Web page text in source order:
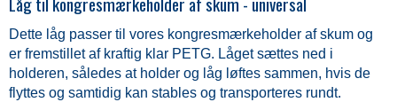
Dette låg passer til vores kongresmærkeholder af skum og
er fremstillet af kraftig klar PETG. Låget sættes ned i
holderen, således at holder og låg løftes sammen, hvis de
flyttes og samtidig kan stables og transporteres rundt.